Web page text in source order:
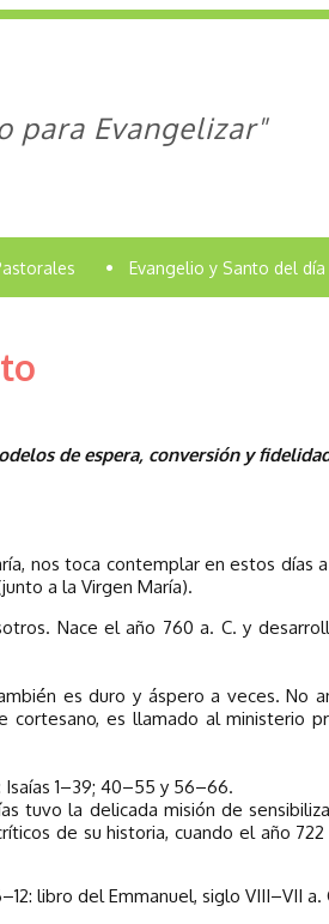
para Evangelizar"
• Evangelio y Santo del día
de espera, conversión y
nos toca contemplar en estos
a la Virgen María).
Nace el año 760 a. C. y
es duro y áspero a veces. No
es llamado al ministerio
1–39; 40–55 y 56–66.
tuvo la delicada misión de
de su historia, cuando el año
libro del Emmanuel, siglo VIII–VII a.